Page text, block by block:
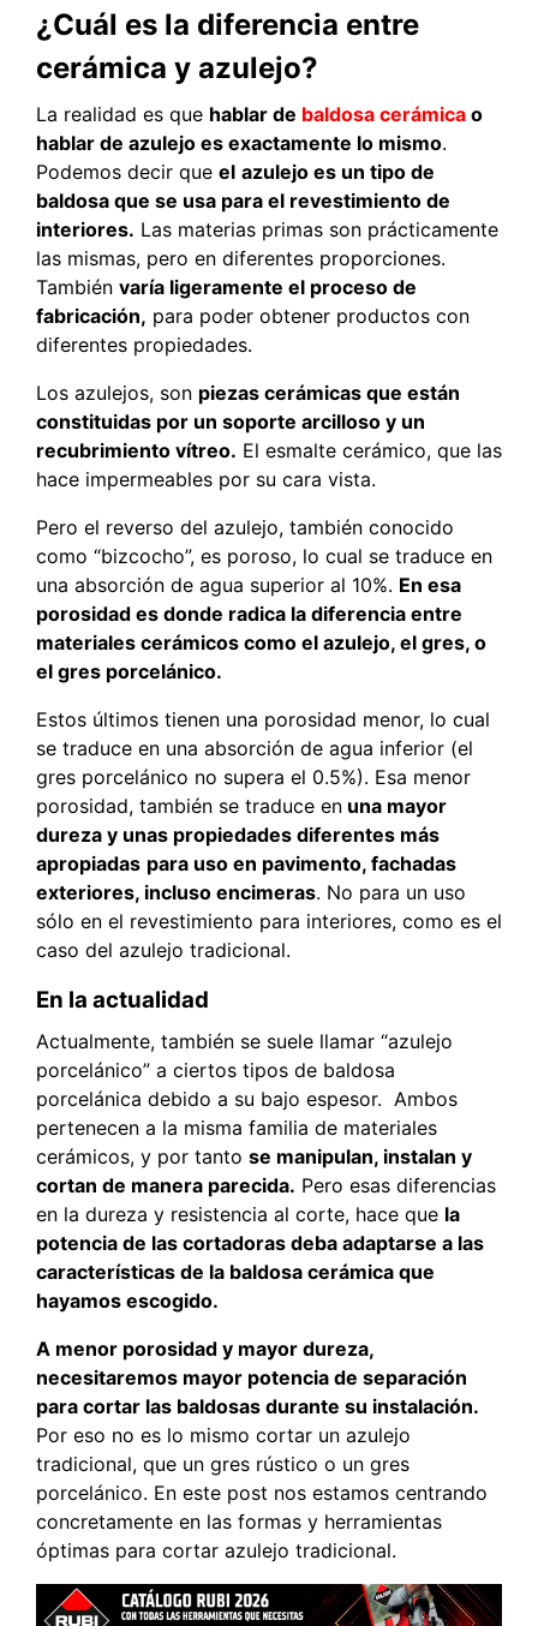
¿Cuál es la diferencia entre
cerámica y azulejo?
La realidad es que hablar de baldosa cerámica o
hablar de azulejo es exactamente lo mismo.
Podemos decir que el azulejo es un tipo de
baldosa que se usa para el revestimiento de
interiores. Las materias primas son prácticamente
las mismas, pero en diferentes proporciones.
También varía ligeramente el proceso de
fabricación, para poder obtener productos con
diferentes propiedades.
Los azulejos, son piezas cerámicas que están
constituidas por un soporte arcilloso y un
recubrimiento vítreo. El esmalte cerámico, que las
hace impermeables por su cara vista.
Pero el reverso del azulejo, también conocido
como “bizcocho”, es poroso, lo cual se traduce en
una absorción de agua superior al 10%. En esa
porosidad es donde radica la diferencia entre
materiales cerámicos como el azulejo, el gres, o
el gres porcelánico.
Estos últimos tienen una porosidad menor, lo cual
se traduce en una absorción de agua inferior (el
gres porcelánico no supera el 0.5%). Esa menor
porosidad, también se traduce en una mayor
dureza y unas propiedades diferentes más
apropiadas para uso en pavimento, fachadas
exteriores, incluso encimeras. No para un uso
sólo en el revestimiento para interiores, como es el
caso del azulejo tradicional.
En la actualidad
Actualmente, también se suele llamar “azulejo
porcelánico” a ciertos tipos de baldosa
porcelánica debido a su bajo espesor. Ambos
pertenecen a la misma familia de materiales
cerámicos, y por tanto se manipulan, instalan y
cortan de manera parecida. Pero esas diferencias
en la dureza y resistencia al corte, hace que la
potencia de las cortadoras deba adaptarse a las
características de la baldosa cerámica que
hayamos escogido.
A menor porosidad y mayor dureza,
necesitaremos mayor potencia de separación
para cortar las baldosas durante su instalación.
Por eso no es lo mismo cortar un azulejo
tradicional, que un gres rústico o un gres
porcelánico. En este post nos estamos centrando
concretamente en las formas y herramientas
óptimas para cortar azulejo tradicional.